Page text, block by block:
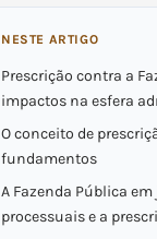
NESTE ARTIGO
Prescrição contra a
impactos na esfera
O conceito de
fundamentos
A Fazenda Pública
processuais e a